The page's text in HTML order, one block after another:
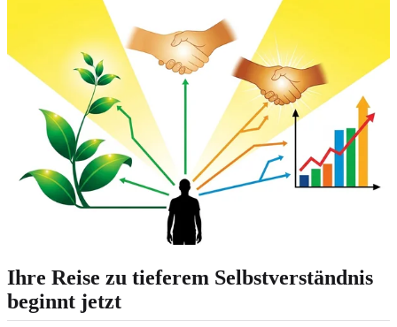
Ihre Reise zu tieferem Selbstverständnis
beginnt jetzt